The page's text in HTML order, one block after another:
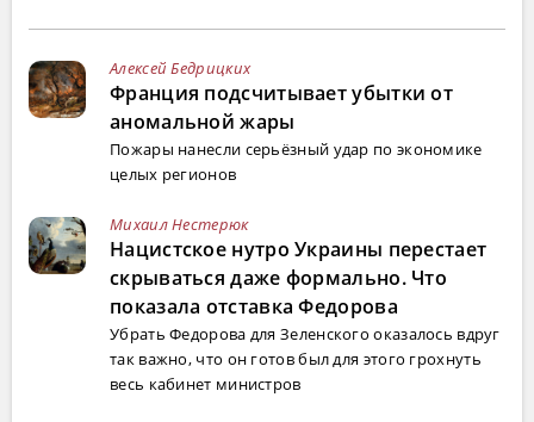
Алексей Бедрицких
Франция подсчитывает убытки от
аномальной жары
Пожары нанесли серьёзный удар по экономике
целых регионов
Михаил Нестерюк
Нацистское нутро Украины перестает
скрываться даже формально. Что
показала отставка Федорова
Убрать Федорова для Зеленского оказалось вдруг
так важно, что он готов был для этого грохнуть
весь кабинет министров